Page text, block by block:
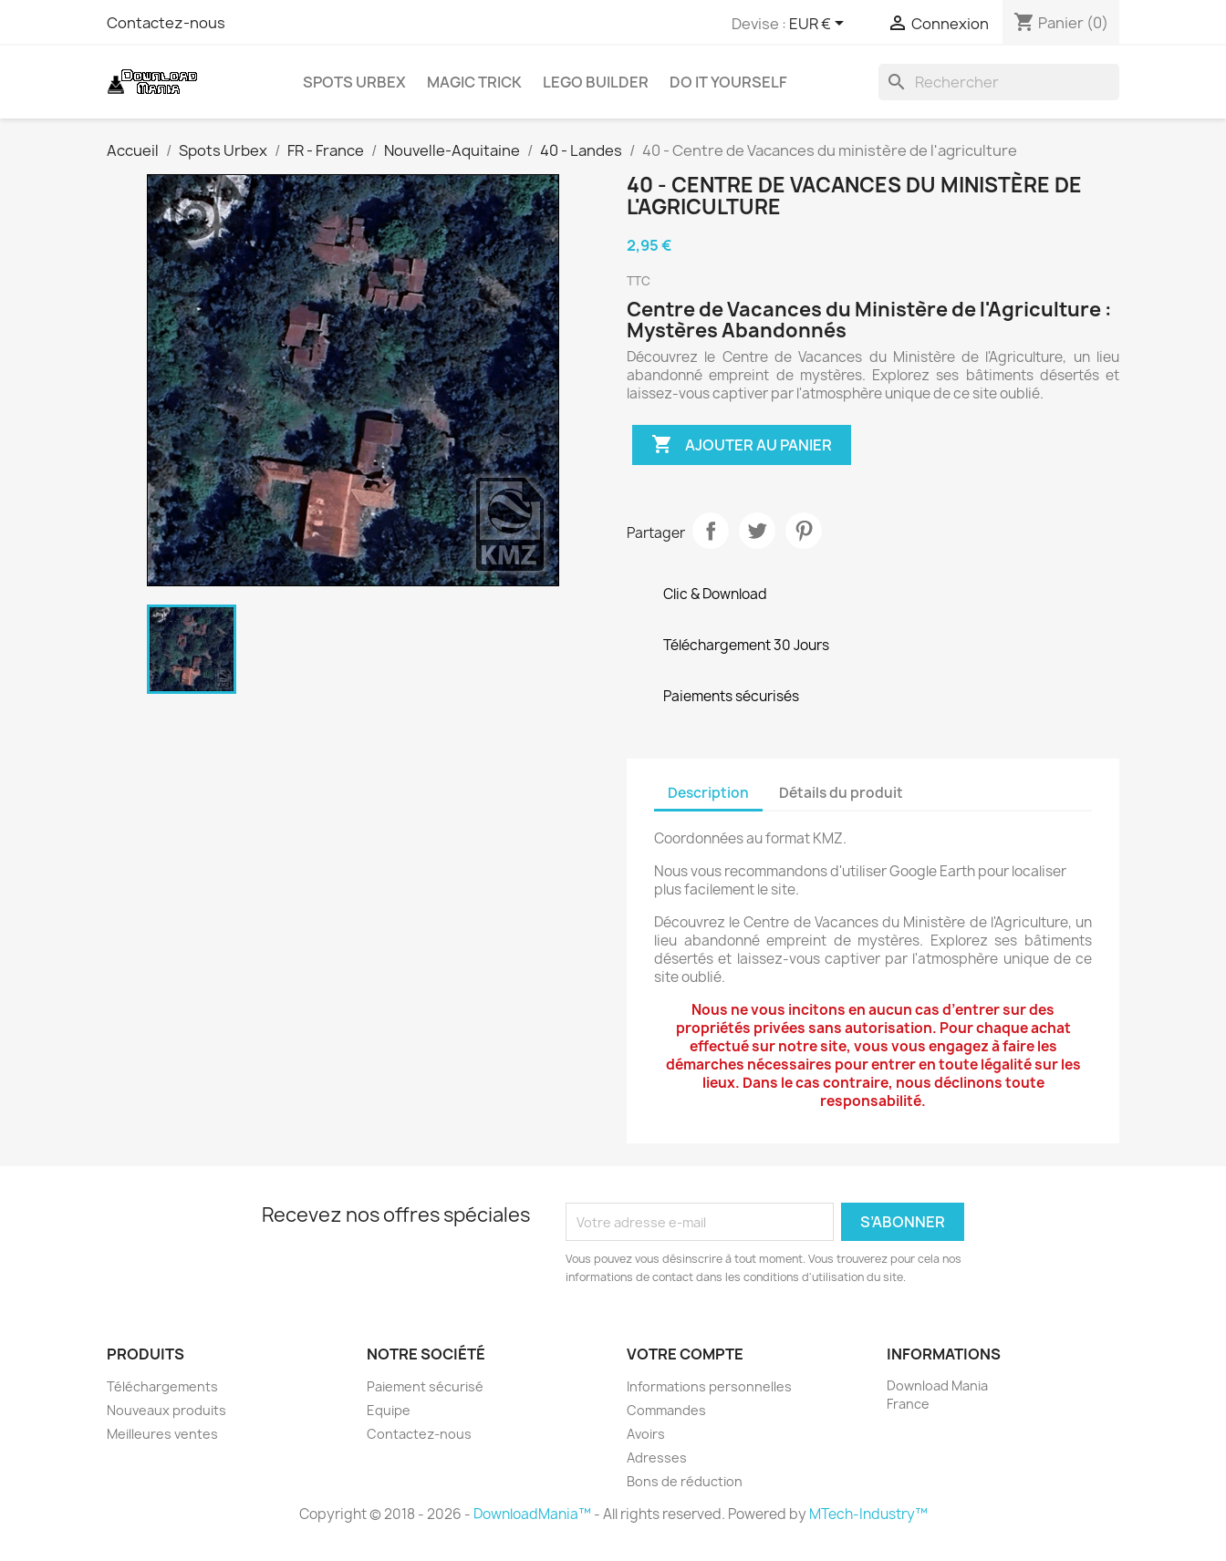
Contactez-nous Devise : EUR €  Connexion shopping_cart Panier (0)
SPOTS URBEX MAGIC TRICK LEGO BUILDER DO IT YOURSELF search
Accueil Spots Urbex FR - France Nouvelle-Aquitaine 40 - Landes 40 - Centre de Vacances du ministère de l'agriculture
40 - CENTRE DE VACANCES DU MINISTÈRE DE
L'AGRICULTURE
2,95 €
TTC
Centre de Vacances du Ministère de l'Agriculture :
Mystères Abandonnés
Découvrez le Centre de Vacances du Ministère de l'Agriculture, un lieu
abandonné empreint de mystères. Explorez ses bâtiments désertés et
laissez-vous captiver par l'atmosphère unique de ce site oublié.
 AJOUTER AU PANIER
Partager
Clic & Download
Téléchargement 30 Jours
Paiements sécurisés
Description Détails du produit
Coordonnées au format KMZ.
Nous vous recommandons d'utiliser Google Earth pour localiser
plus facilement le site.
Découvrez le Centre de Vacances du Ministère de l'Agriculture, un
lieu abandonné empreint de mystères. Explorez ses bâtiments
désertés et laissez-vous captiver par l'atmosphère unique de ce
site oublié.
Nous ne vous incitons en aucun cas d’entrer sur des
propriétés privées sans autorisation. Pour chaque achat
effectué sur notre site, vous vous engagez à faire les
démarches nécessaires pour entrer en toute légalité sur les
lieux. Dans le cas contraire, nous déclinons toute
responsabilité.
Recevez nos offres spéciales
Vous pouvez vous désinscrire à tout moment. Vous trouverez pour cela nos
informations de contact dans les conditions d'utilisation du site.
PRODUITS
Téléchargements
Nouveaux produits
Meilleures ventes
NOTRE SOCIÉTÉ
Paiement sécurisé
Equipe
Contactez-nous
VOTRE COMPTE
Informations personnelles
Commandes
Avoirs
Adresses
Bons de réduction
INFORMATIONS
Download Mania
France
Copyright © 2018 - 2026 - DownloadMania™ - All rights reserved. Powered byMTech-Industry™